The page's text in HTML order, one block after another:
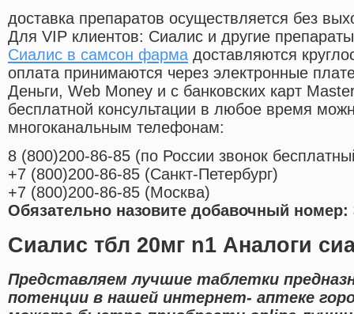
доставка препаратов осуществляется без
Для VIP клиентов: Сиалис и другие
Сиалис в самсон фарма доставляются
оплата принимаются через электронные
Деньги, Web Money и с банковских карт
бесплатной консультации в любое время
многоканальным телефонам:
8 (800)200-86-85 (по России звонок
+7 (800)200-86-85 (Санкт-Петербург)
+7 (800)200-86-85 (Москва)
Обязательно назовите добавочный номер:
Сиалис тбл 20мг n1 Аналоги
Представляем лучшие таблетки
потенции в нашей интернет- аптеке